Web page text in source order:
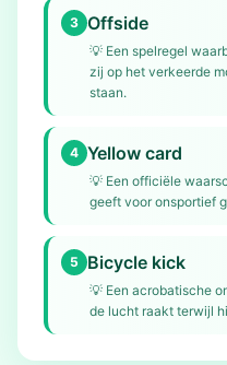
3 Offside
💡 Een spelregel
zij op het verkeerde
staan.
4 Yellow card
💡 Een officiële
geeft voor onsportief
5 Bicycle kick
💡 Een acrobatische
de lucht raakt terwijl